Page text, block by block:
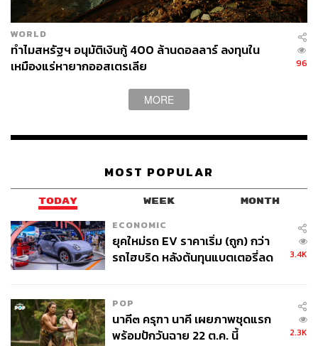
WORLD
ทำไมสหรัฐฯ อนุมัติเงินกู้ 400 ล้านดอลลาร์ ลงทุนใน
เหมืองแร่หายากออสเตรเลีย
96
MORE
MOST POPULAR
TODAY WEEK MONTH
ECONOMIC
ยุคใหม่รถ EV ราคาเริ่ม (ถูก) กว่า
รถไฮบริด หลังต้นทุนแบตเตอรี่ลด
3.4K
POP
นาคี๓ ครุฑา นาคี เผยภาพชุดแรก
พร้อมปักวันฉาย 22 ต.ค. นี้
2.3K